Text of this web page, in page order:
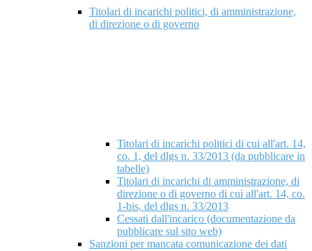
Titolari di incarichi politici, di amministrazione,
di direzione o di governo
Titolari di incarichi politici di cui all'art. 14,
co. 1, del dlgs n. 33/2013 (da pubblicare in
tabelle)
Titolari di incarichi di amministrazione, di
direzione o di governo di cui all'art. 14, co.
1-bis, del dlgs n. 33/2013
Cessati dall'incarico (documentazione da
pubblicare sul sito web)
Sanzioni per mancata comunicazione dei dati